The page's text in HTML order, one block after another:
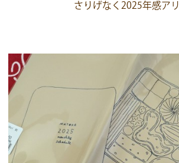
さりげなく2025年感アリ